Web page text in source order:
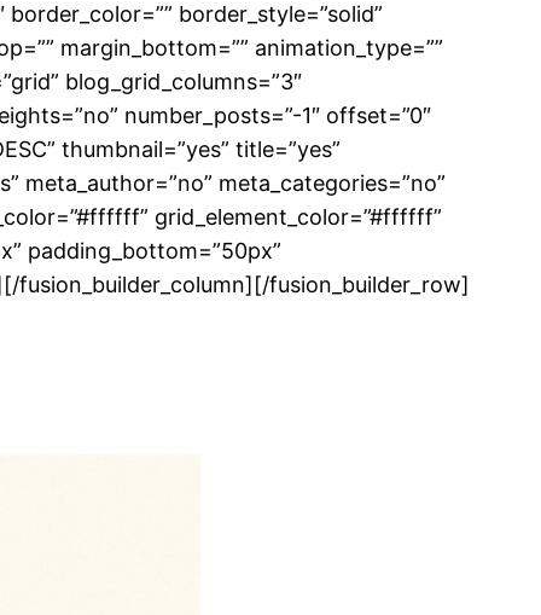
border_style=”solid”
margin_bottom=”” animation_type=””
blog_grid_columns=”3″
number_posts=”-1″ offset=”0″
thumbnail=”yes” title=”yes”
meta_author=”no” meta_categories=”no”
grid_element_color=”#ffffff”
padding_bottom=”50px”
fusion_builder_column][/fusion_builder_row]